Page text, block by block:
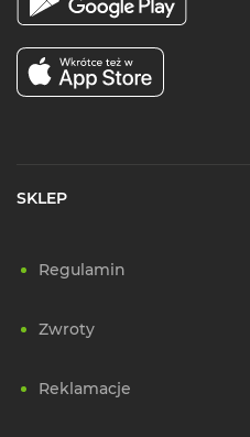
SKLEP
Regulamin
Zwroty
Reklamacje